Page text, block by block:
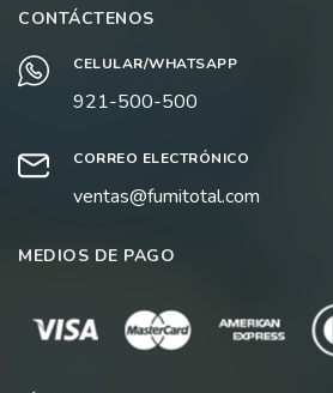
CONTÁCTENOS
CELULAR/WHATSAPP
921-500-500
CORREO ELECTRÓNICO
ventas@fumitotal.com
MEDIOS DE PAGO